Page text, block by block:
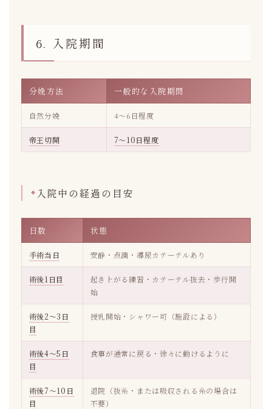
6. 入院期間
分娩方法 一般的な入院期間
自然分娩 4〜6日程度
帝王切開 7〜10日程度
入院中の経過の目安
日数 状態
手術当日 安静・点滴・導尿カテーテルあり
術後1日目
起き上がる練習・カテーテル抜去・歩行開
始
術後2〜3日
目
授乳開始・シャワー可（施設による）
術後4〜5日
目
食事が通常に戻る・徐々に動けるように
術後7〜10日
目
退院（抜糸・または吸収される糸の場合は
不要）